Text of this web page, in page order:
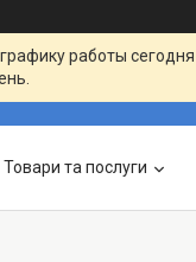
работы
Товари та послуги